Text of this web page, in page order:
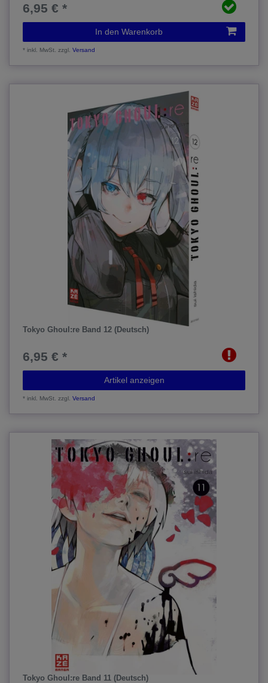
6,95 € *
In den Warenkorb
*inkl. MwSt. zzgl.Versand
Tokyo Ghoul:re Band 12 (Deutsch)
6,95 € *
Artikel anzeigen
*inkl. MwSt. zzgl.Versand
Tokyo Ghoul:re Band 11 (Deutsch)